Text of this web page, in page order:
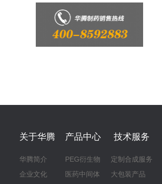
关于华腾
华腾简介
企业文化
产品中心
PEG衍生物
医药中间体
技术服务
定制合成服务
大包装产品